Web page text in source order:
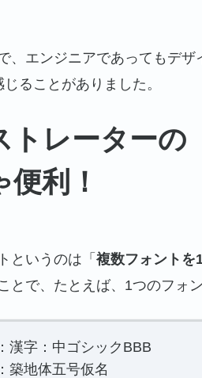
、エンジニアであってもデ
ることがありました。
トレーターの
利！
というのは「複数フォントを
とで、たとえば、1つのフォ
漢字：中ゴシックBBB
築地体五号仮名